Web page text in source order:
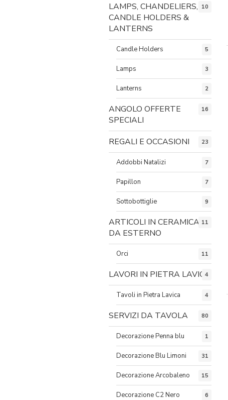
LAMPS, CHANDELIERS,
CANDLE HOLDERS &
LANTERNS
10
Candle Holders 5
Lamps 3
Lanterns 2
ANGOLO OFFERTE
SPECIALI
16
REGALI E OCCASIONI 23
Addobbi Natalizi 7
Papillon 7
Sottobottiglie 9
ARTICOLI IN CERAMICA
DA ESTERNO
11
Orci 11
LAVORI IN PIETRA LAVICA
4
Tavoli in Pietra Lavica 4
SERVIZI DA TAVOLA 80
Decorazione Penna blu 1
Decorazione Blu Limoni 31
Decorazione Arcobaleno 15
Decorazione C2 Nero 6